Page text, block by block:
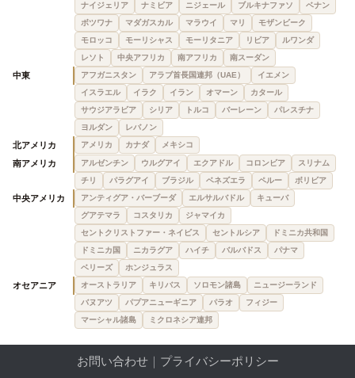
ナイジェリア
ナミビア ニジェール ブルキナファソ
ベナン
ボツワナ
マダガスカル マラウイ マリ
モザンビーク
モロッコ
モーリシャス モーリタニア リビア
ルワンダ
レソト
中央アフリカ 南アフリカ 南スーダン
中東 アフガニスタン アラブ首長国連邦（UAE）
イエメン
イスラエル
イラク イラン オマーン
カタール
サウジアラビア
シリア トルコ バーレーン
パレスチナ
ヨルダン
レバノン
北アメリカ アメリカ カナダ メキシコ
南アメリカ アルゼンチン ウルグアイ エクアドル コロンビア
スリナム
チリ
パラグアイ ブラジル ベネズエラ ペルー ボリビア
中央アメリカ アンティグア・バーブーダ エルサルバドル
キューバ
グアテマラ
コスタリカ
ジャマイカ
セントクリストファー・ネイビス
セントルシア
ドミニカ共和国
ドミニカ国
ニカラグア ハイチ バルバドス
パナマ
ベリーズ
ホンジュラス
オセアニア オーストラリア キリバス ソロモン諸島
ニュージーランド
バヌアツ
パプアニューギニア パラオ
フィジー
マーシャル諸島
ミクロネシア連邦
お問い合わせ｜ プライバシーポリシー